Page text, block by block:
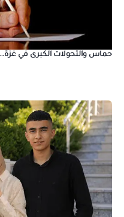
حماس والتحولات الكبرى في